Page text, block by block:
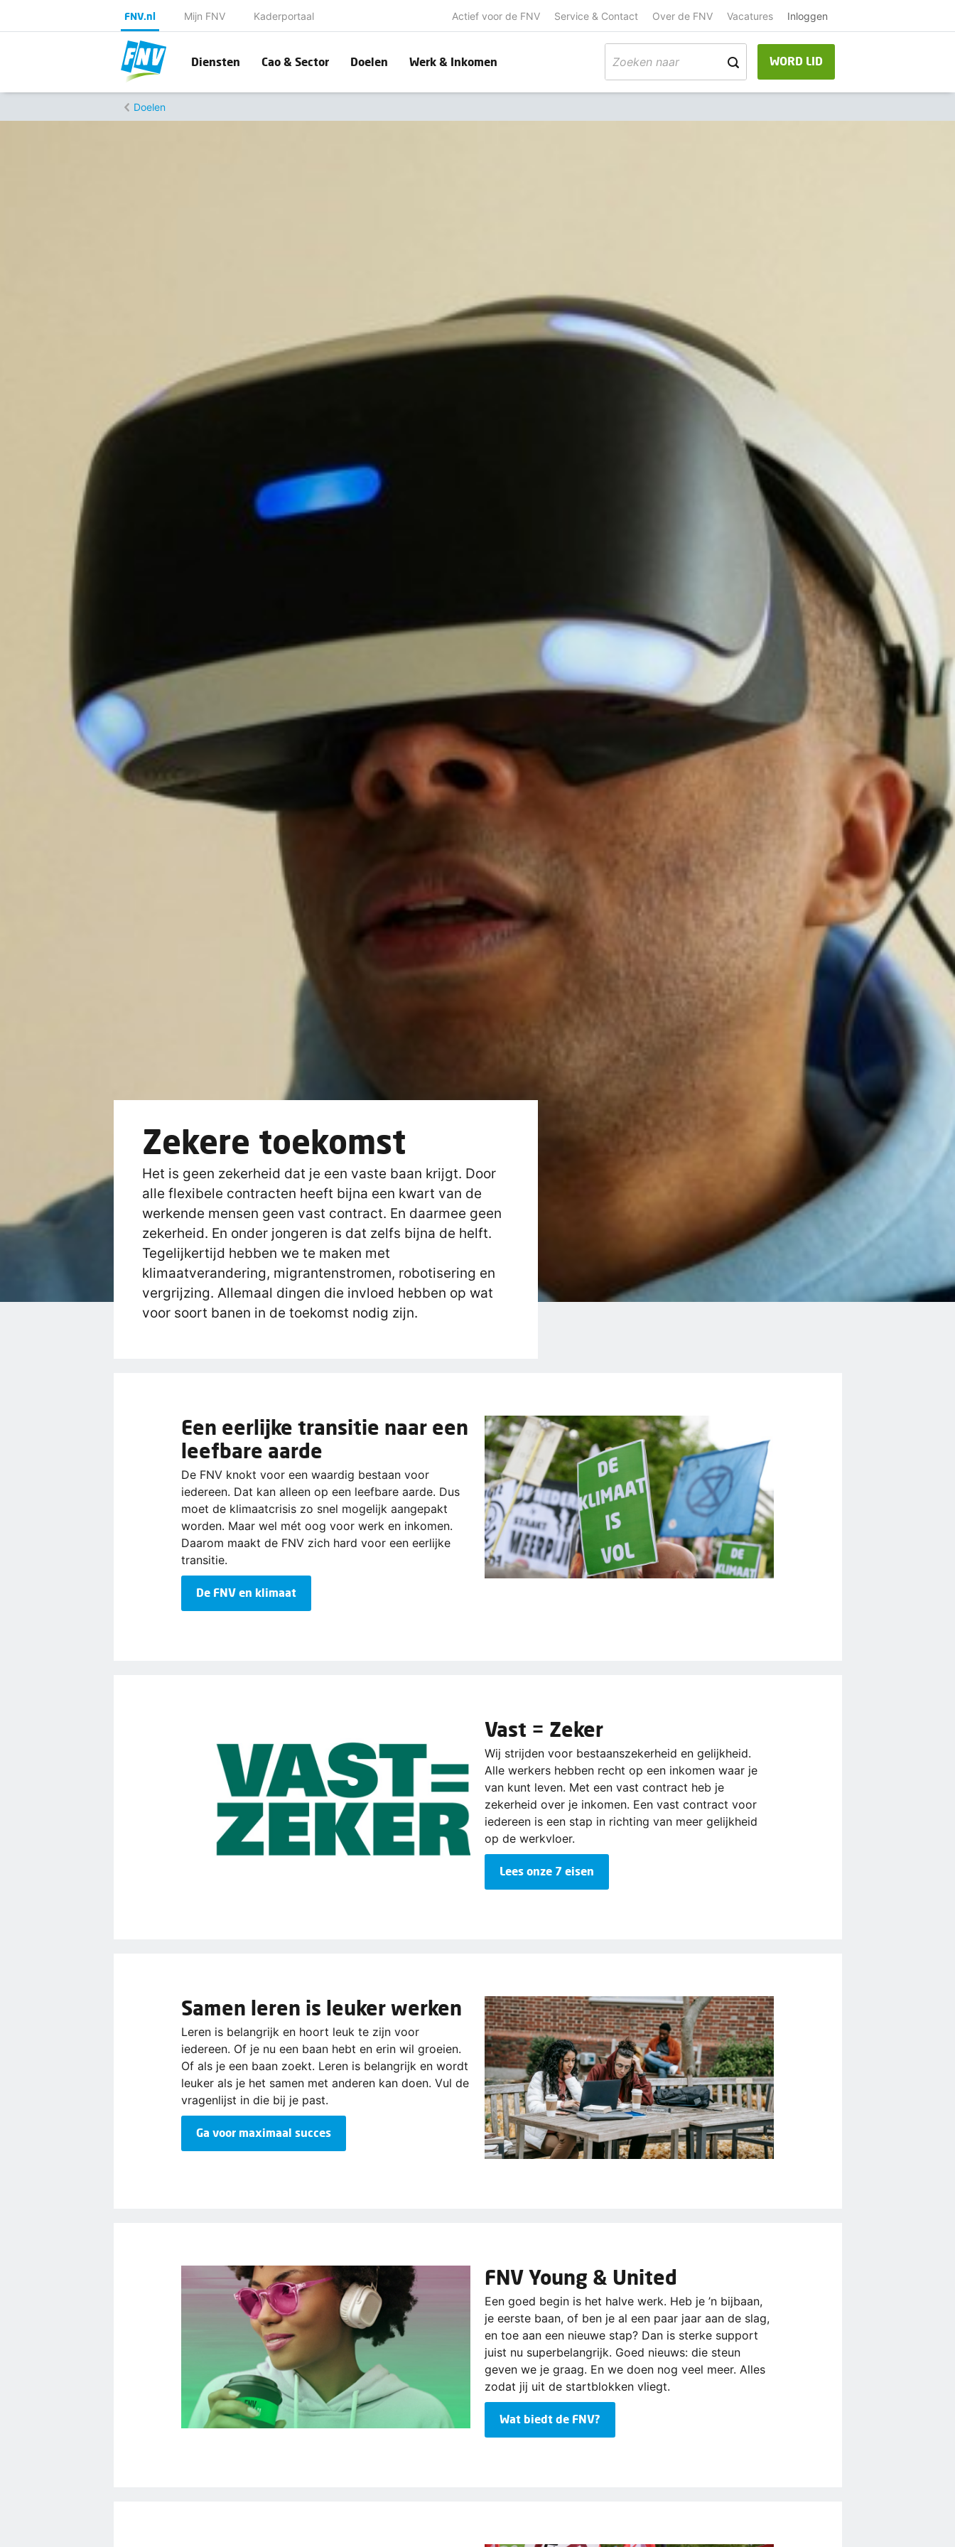
FNV.nl Mijn FNV Kaderportaal Actief voor de FNV Service & Contact Over de FNV Vacatures Inloggen
Diensten Cao & Sector Doelen Werk & Inkomen WORD LID
Doelen
Zekere toekomst
Het is geen zekerheid dat je een vaste baan krijgt. Door
alle flexibele contracten heeft bijna een kwart van de
werkende mensen geen vast contract. En daarmee geen
zekerheid. En onder jongeren is dat zelfs bijna de helft.
Tegelijkertijd hebben we te maken met
klimaatverandering, migrantenstromen, robotisering en
vergrijzing. Allemaal dingen die invloed hebben op wat
voor soort banen in de toekomst nodig zijn.
Een eerlijke transitie naar een
leefbare aarde
De FNV knokt voor een waardig bestaan voor
iedereen. Dat kan alleen op een leefbare aarde. Dus
moet de klimaatcrisis zo snel mogelijk aangepakt
worden. Maar wel mét oog voor werk en inkomen.
Daarom maakt de FNV zich hard voor een eerlijke
transitie.
De FNV en klimaat
Vast = Zeker
Wij strijden voor bestaanszekerheid en gelijkheid.
Alle werkers hebben recht op een inkomen waar je
van kunt leven. Met een vast contract heb je
zekerheid over je inkomen. Een vast contract voor
iedereen is een stap in richting van meer gelijkheid
op de werkvloer.
Lees onze 7 eisen
Samen leren is leuker werken
Leren is belangrijk en hoort leuk te zijn voor
iedereen. Of je nu een baan hebt en erin wil groeien.
Of als je een baan zoekt. Leren is belangrijk en wordt
leuker als je het samen met anderen kan doen. Vul de
vragenlijst in die bij je past.
Ga voor maximaal succes
FNV Young & United
Een goed begin is het halve werk. Heb je ’n bijbaan,
je eerste baan, of ben je al een paar jaar aan de slag,
en toe aan een nieuwe stap? Dan is sterke support
juist nu superbelangrijk. Goed nieuws: die steun
geven we je graag. En we doen nog veel meer. Alles
zodat jij uit de startblokken vliegt.
Wat biedt de FNV?